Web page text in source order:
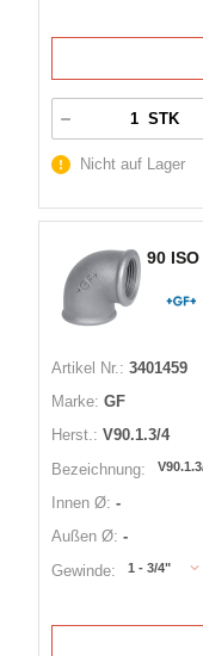
STK
Nicht auf Lager
90
Artikel Nr.: 3401459
Marke: GF
Herst.: V90.1.3/4
Bezeichnung:
Innen Ø: -
Außen Ø: -
Gewinde:
1 - 3/4"